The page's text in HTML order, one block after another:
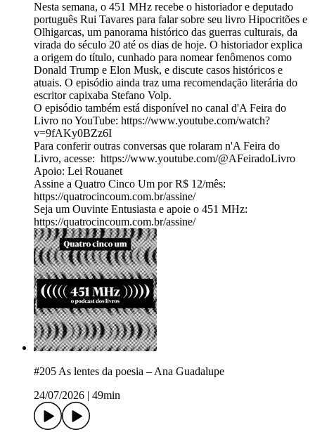
Nesta semana, o 451 MHz recebe o historiador e deputado
português Rui Tavares para falar sobre seu livro Hipocritões e
Olhigarcas, um panorama histórico das guerras culturais, da
virada do século 20 até os dias de hoje. O historiador explica
a origem do título, cunhado para nomear fenômenos como
Donald Trump e Elon Musk, e discute casos históricos e
atuais. O episódio ainda traz uma recomendação literária do
escritor capixaba Stefano Volp.
O episódio também está disponível no canal d'A Feira do
Livro no YouTube: https://www.youtube.com/watch?
v=9fAKy0BZz6I
Para conferir outras conversas que rolaram n'A Feira do
Livro, acesse: https://www.youtube.com/@AFeiradoLivro
Apoio: Lei Rouanet
Assine a Quatro Cinco Um por R$ 12/mês:
https://quatrocincoum.com.br/assine/
Seja um Ouvinte Entusiasta e apoie o 451 MHz:
https://quatrocincoum.com.br/assine/
#205 As lentes da poesia – Ana Guadalupe
24/07/2026
49min